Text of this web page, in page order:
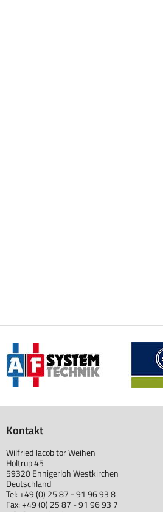
Kontakt
Wilfried Jacob tor Weihen
Holtrup 45
59320 Ennigerloh Westkirchen
Deutschland
Tel: +49 (0) 25 87 - 91 96 93 8
Fax: +49 (0) 25 87 - 91 96 93 7